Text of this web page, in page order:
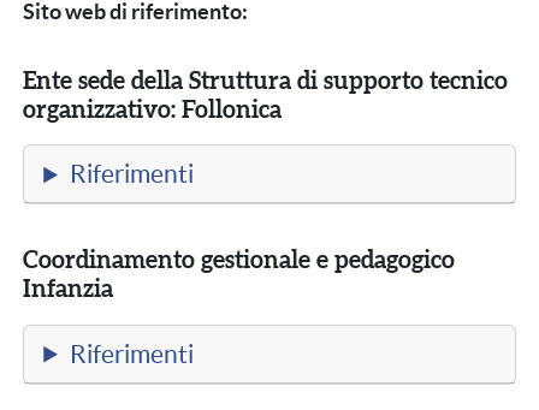
Sito web di riferimento
Ente sede della Struttura di supporto tecnico
organizzativo: Follonica
Riferimenti
Coordinamento gestionale e pedagogico
Infanzia
Riferimenti